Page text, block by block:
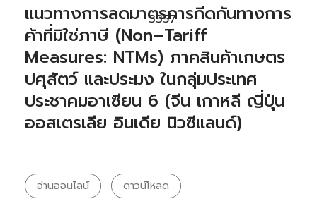
3357
แนวทางการลดมาตรการกีดกันทางการ
ค้าที่มิใช่ภาษี (Non–Tariff
Measures: NTMs) ภาคสินค้าเกษตร
ปศุสัตว์ และประมง ในกลุ่มประเทศ
ประชาคมอาเซียน 6 (จีน เกาหลี ญี่ปุ่น
ออสเตรเลีย อินเดีย นิวซีแลนด์)
อ่านออนไลน์ ดาวน์โหลด